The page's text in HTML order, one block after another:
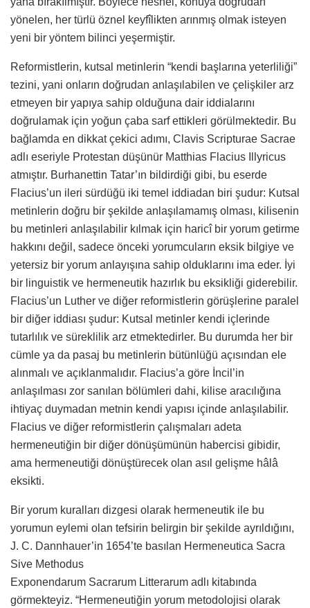
yönelen, her türlü öznel keyfîlikten arınmış olmak isteyen
yeni bir yöntem bilinci yeşermiştir.
Reformistlerin, kutsal metinlerin “kendi başlarına yeterliliği”
tezini, yani onların doğrudan anlaşılabilen ve çelişkiler arz
etmeyen bir yapıya sahip olduğuna dair iddialarını
doğrulamak için yoğun çaba sarf ettikleri görülmektedir. Bu
bağlamda en dikkat çekici adımı, Clavis Scripturae Sacrae
adlı eseriyle Protestan düşünür Matthias Flacius Illyricus
atmıştır. Burhanettin Tatar’ın bildirdiği gibi, bu eserde
Flacius’un ileri sürdüğü iki temel iddiadan biri şudur: Kutsal
metinlerin doğru bir şekilde anlaşılamamış olması, kilisenin
bu metinleri anlaşılabilir kılmak için haricî bir yorum getirme
hakkını değil, sadece önceki yorumcuların eksik bilgiye ve
yetersiz bir yorum anlayışına sahip olduklarını ima eder. İyi
bir linguistik ve hermeneutik hazırlık bu eksikliği giderebilir.
Flacius’un Luther ve diğer reformistlerin görüşlerine paralel
bir diğer iddiası şudur: Kutsal metinler kendi içlerinde
tutarlılık ve süreklilik arz etmektedirler. Bu durumda her bir
cümle ya da pasaj bu metinlerin bütünlüğü açısından ele
alınmalı ve açıklanmalıdır. Flacius’a göre İncil’in
anlaşılması zor sanılan bölümleri dahi, kilise aracılığına
ihtiyaç duymadan metnin kendi yapısı içinde anlaşılabilir.
Flacius ve diğer reformistlerin çalışmaları adeta
hermeneutiğin bir diğer dönüşümünün habercisi gibidir,
ama hermeneutiği dönüştürecek olan asıl gelişme hâlâ
eksikti.
Bir yorum kuralları dizgesi olarak hermeneutik ile bu
yorumun eylemi olan tefsirin belirgin bir şekilde ayrıldığını,
J. C. Dannhauer’in 1654’te basılan Hermeneutica Sacra
Sive Methodus
Exponendarum Sacrarum Litterarum adlı kitabında
görmekteyiz. “Hermeneutiğin yorum metodolojisi olarak